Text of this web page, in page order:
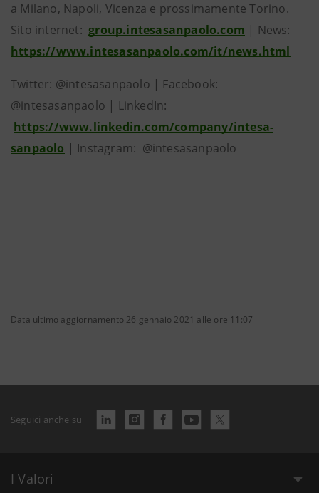
a Milano, Napoli, Vicenza e prossimamente Torino.
Sito internet: group.intesasanpaolo.com | News:
https://www.intesasanpaolo.com/it/news.html
Twitter: @intesasanpaolo | Facebook:
@intesasanpaolo | LinkedIn:
https://www.linkedin.com/company/intesa-
sanpaolo | Instagram: @intesasanpaolo
Data ultimo aggiornamento 26 gennaio 2021 alle ore 11:07
Seguici anche su
I Valori